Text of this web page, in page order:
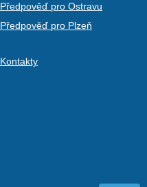
Předpověď pro Ostravu
Předpověď pro Plzeň
Kontakty